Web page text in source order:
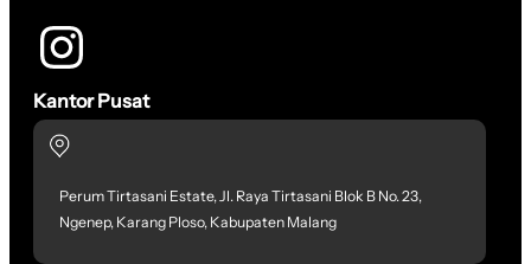
Kantor Pusat
Perum Tirtasani Estate, Jl. Raya Tirtasani Blok B No. 23,
Ngenep, Karang Ploso, Kabupaten Malang